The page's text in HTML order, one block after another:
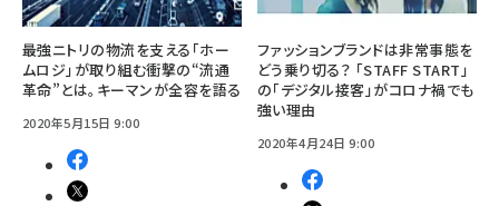
最強ニトリの物流を支える「ホー
ムロジ」が取り組む衝撃の“流通
革命”とは。キーマンが全容を語る
2020年5月15日 9:00
ファッションブランドは非常事態を
どう乗り切る？ 「STAFF START」
の「デジタル接客」がコロナ禍でも
強い理由
2020年4月24日 9:00